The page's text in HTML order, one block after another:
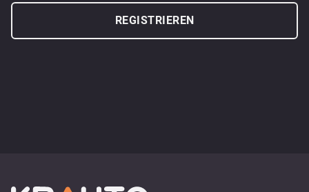
REGISTRIEREN